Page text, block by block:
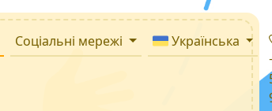
Соціальні мережі
Українська